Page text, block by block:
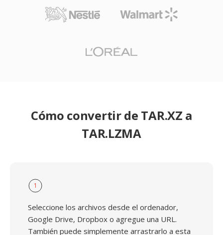
Cómo convertir de TAR.XZ a
TAR.LZMA
1
Seleccione los archivos desde el ordenador,
Google Drive, Dropbox o agregue una URL.
También puede simplemente arrastrarlo a esta